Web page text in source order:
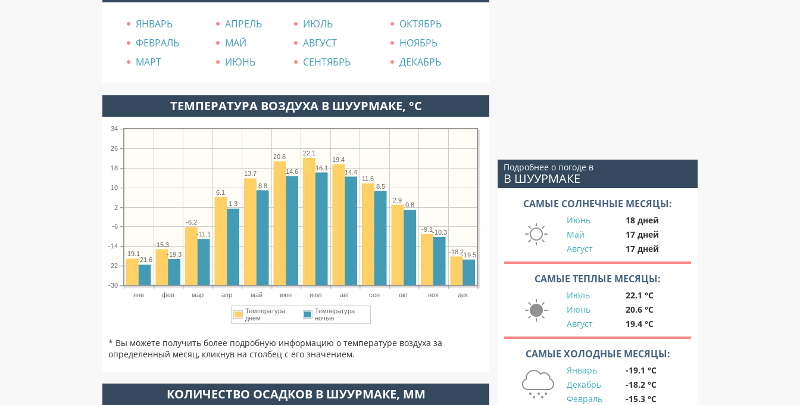
ЯНВАРЬ АПРЕЛЬ ИЮЛЬ
ОКТЯБРЬ
ФЕВРАЛЬ
МАЙ АВГУСТ
НОЯБРЬ
МАРТ
ИЮНЬ СЕНТЯБРЬ ДЕКАБРЬ
ТЕМПЕРАТУРА ВОЗДУХА В ШУУРМАКЕ, °C
янв фев мар апр май июн июл авг сен окт ноя дек
-30
-22
-14
-6
2
10
18
26
34
-18.2
-9.1
2.9
11.6
19.4
22.1
20.6
13.7
6.1
-6.2
-15.3
-19.1
-19.5
-10.3
0.8
8.5
14.4
16.1
14.6
8.8
1.3
-11.1
-19.3
-21.6
Температура
днем
Температура
ночью
* Вы можете получить более подробную информацию о температуре воздуха за
определенный месяц, кликнув на столбец с его значением.
КОЛИЧЕСТВО ОСАДКОВ В ШУУРМАКЕ, ММ
Подробнее о погоде в
В ШУУРМАКЕ
САМЫЕ СОЛНЕЧНЫЕ МЕСЯЦЫ:
Июнь
18 дней
Май
17 дней
Август
17 дней
САМЫЕ ТЕПЛЫЕ МЕСЯЦЫ:
Июль
22.1 °C
Июнь
20.6 °C
Август
19.4 °C
САМЫЕ ХОЛОДНЫЕ МЕСЯЦЫ:
Январь
-19.1 °C
Декабрь
-18.2 °C
Февраль
-15.3 °C